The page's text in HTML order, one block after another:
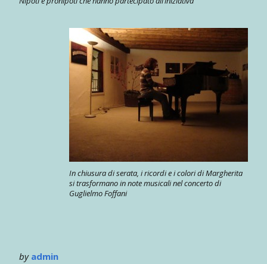
In chiusura di serata, i ricordi e i colori di Margherita
si trasformano in note musicali nel concerto di
Guglielmo Foffani
by admin